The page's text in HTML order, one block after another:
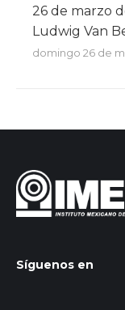
26 de marzo
Ludwig Van
domingo 26 de
Síguenos en